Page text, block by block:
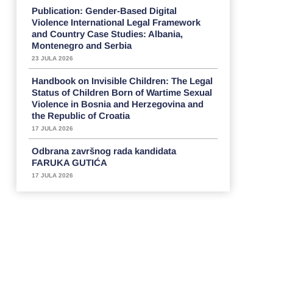
Publication: Gender-Based Digital
Violence International Legal Framework
and Country Case Studies: Albania,
Montenegro and Serbia
23 JULA 2026
Handbook on Invisible Children: The Legal
Status of Children Born of Wartime Sexual
Violence in Bosnia and Herzegovina and
the Republic of Croatia
17 JULA 2026
Odbrana završnog rada kandidata
FARUKA GUTIĆA
17 JULA 2026